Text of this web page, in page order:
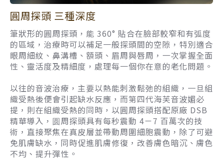
圓周探頭 三種深度
筆狀形的圓周探頭，能 360° 貼合在臉部較窄和有弧度
的區域，治療時可以補足一般探頭間的空隙，特別適合
眼周細紋、鼻溝槽、額頭、眉周與唇周，一次掌握全面
性、靈活度及精細度，處理每一個你在意的老化問題。
以往的音波治療，主要以熱能刺激鬆弛的組織，一旦組
織受熱後便會引起缺水反應，而第四代海芙音波媚必
提，則在組織受熱的同時，以圓周探頭搭配原廠 DSB
精華導入，圆周探頭具有每秒震動 4－7 百萬次的技
術，直接聚焦在真皮層並帶動周圍細胞震動，除了可避
免肌膚缺水，同時促進肌膚修復，改善膚色暗沉、膚色
不均、提升彈性。